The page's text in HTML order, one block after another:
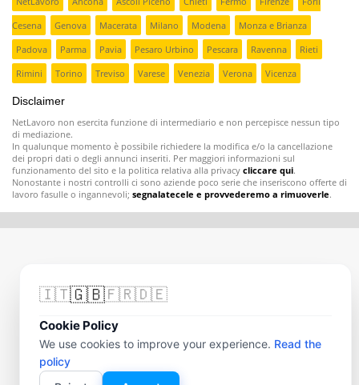
Cesena
Genova Macerata Milano Modena
Monza e Brianza
Padova
Parma Pavia Pesaro Urbino Pescara Ravenna
Rieti
Rimini
Torino Treviso Varese Venezia Verona Vicenza
Disclaimer
NetLavoro non esercita funzione di intermediario e non percepisce nessun tipo
di mediazione.
In qualunque momento è possibile richiedere la modifica e/o la cancellazione
dei propri dati o degli annunci inseriti. Per maggiori informazioni sul
funzionamento del sito e la politica relativa alla privacy cliccare qui.
Nonostante i nostri controlli ci sono aziende poco serie che inseriscono offerte di
lavoro fasulle o ingannevoli; segnalatecele e provvederemo a rimuoverle.
🇮🇹🇬🇧🇫🇷🇩🇪
Cookie Policy
We use cookies to improve your experience. Read the
policy